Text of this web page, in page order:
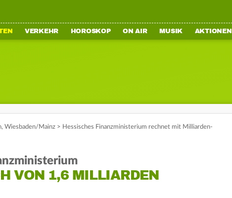
VERKEHR HOROSKOP ON AIR MUSIK AKTIONEN
, Wiesbaden/Mainz > Hessisches Finanzministerium rechnet mit Milliarden-
VON 1,6 MILLIARDEN